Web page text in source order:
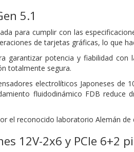
5.1
para cumplir con las
de tarjetas gráficas, lo que
garantizar potencia y fiabilidad
totalmente segura.
electrolíticos Japoneses de
fluidodinámico FDB reduce
el reconocido laboratorio Alemán de
12V-2x6 y PCIe 6+2